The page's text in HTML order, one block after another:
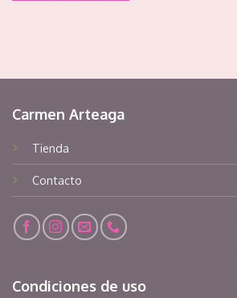
Carmen Arteaga
Tienda
Contacto
Condiciones de uso